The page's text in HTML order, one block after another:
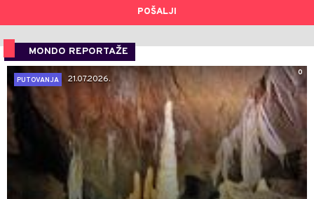
POŠALJI
MONDO REPORTAŽE
0
PUTOVANJA
21.07.2026.